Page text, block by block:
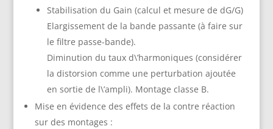
Stabilisation du Gain (calcul et mesure de dG/G)
Elargissement de la bande passante (à faire sur
le filtre passe-bande).
Diminution du taux d\’harmoniques (considérer
la distorsion comme une perturbation ajoutée
en sortie de l\’ampli). Montage classe B.
Mise en évidence des effets de la contre réaction
sur des montages :